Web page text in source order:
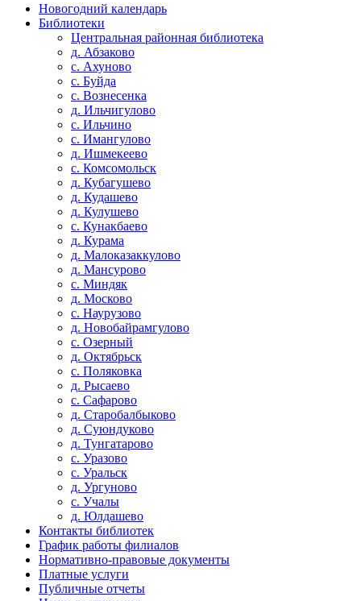
Новогодний календарь
Библиотеки
Центральная районная библиотека
д. Абзаково
с. Ахуново
с. Буйда
с. Вознесенка
д. Ильчигулово
с. Ильчино
с. Имангулово
д. Ишмекеево
с. Комсомольск
д. Кубагушево
д. Кудашево
д. Кулушево
с. Кунакбаево
д. Курама
д. Малоказаккулово
д. Мансурово
с. Миндяк
д. Москово
с. Наурузово
д. Новобайрамгулово
с. Озерный
д. Октябрьск
с. Поляковка
д. Рысаево
с. Сафарово
д. Старобалбыково
д. Суюндуково
д. Тунгатарово
с. Уразово
с. Уральск
д. Ургуново
с. Учалы
д. Юлдашево
Контакты библиотек
График работы филиалов
Нормативно-правовые документы
Платные услуги
Публичные отчеты